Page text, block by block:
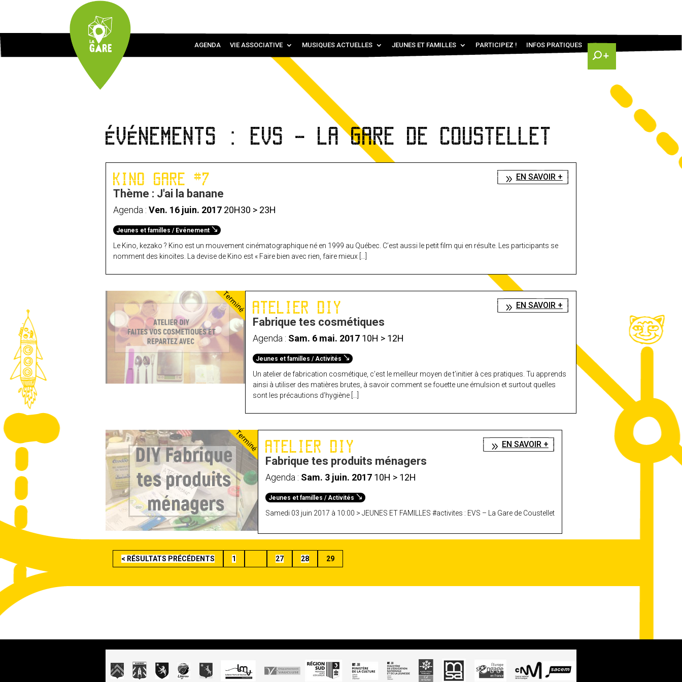
AGENDA VIE ASSOCIATIVE MUSIQUES ACTUELLES JEUNES ET FAMILLES PARTICIPEZ ! INFOS PRATIQUES
ÉVÉNEMENTS : EVS - LA GARE DE COUSTELLET
EN SAVOIR +
KINO GARE #7
Thème : J'ai la banane
Agenda : Ven. 16 juin. 2017 20H30 > 23H
Jeunes et familles / Evénement
Le Kino, kezako ? Kino est un mouvement cinématographique né en 1999 au Québec. C’est aussi le petit film qui en résulte. Les participants se
nomment des kinoïtes. La devise de Kino est « Faire bien avec rien, faire mieux […]
Terminé EN SAVOIR +
ATELIER DIY
Fabrique tes cosmétiques
Agenda : Sam. 6 mai. 2017 10H > 12H
Jeunes et familles / Activités
Un atelier de fabrication cosmétique, c’est le meilleur moyen de t’initier à ces pratiques. Tu apprends
ainsi à utiliser des matières brutes, à savoir comment se fouette une émulsion et surtout quelles
sont les précautions d’hygiène […]
Terminé EN SAVOIR +
ATELIER DIY
Fabrique tes produits ménagers
Agenda : Sam. 3 juin. 2017 10H > 12H
Jeunes et familles / Activités
Samedi 03 juin 2017 à 10:00 > JEUNES ET FAMILLES #activites : EVS – La Gare de Coustellet
< RÉSULTATS PRÉCÉDENTS 1 27 28 29